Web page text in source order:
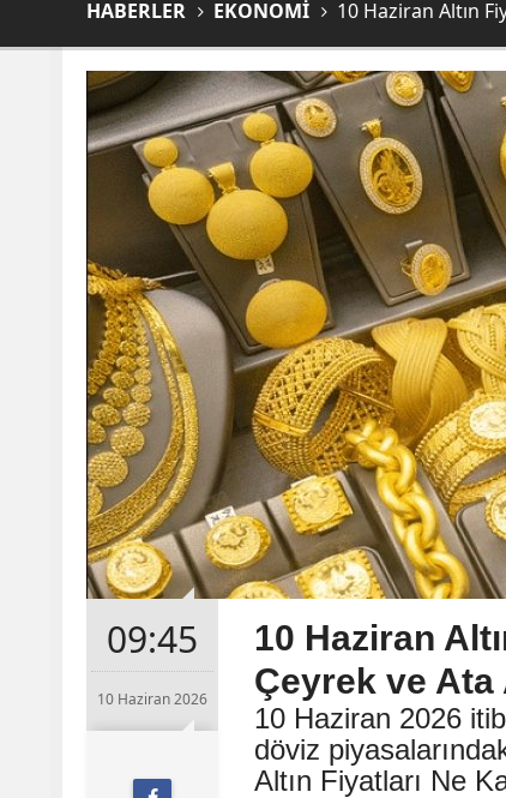
HABERLER EKONOMİ 10 Haziran Altın
09:45
10 Haziran 2026
10 Haziran
Çeyrek ve Ata
10 Haziran 2026
döviz
Altın Fiyatları Ne